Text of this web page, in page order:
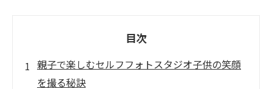
目次
親子で楽しむセルフフォトスタジオ子供の笑顔
を撮る秘訣